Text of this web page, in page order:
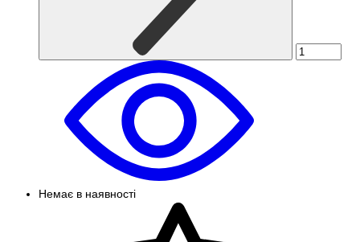
Немає в наявності